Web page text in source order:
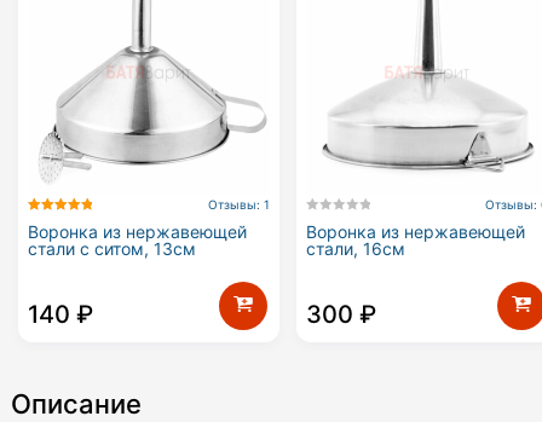
Отзывы: 1
Воронка из нержавеющей
стали с ситом, 13см
140 ₽
Отзывы:
Воронка из нержавеющей
стали, 16см
300 ₽
Описание